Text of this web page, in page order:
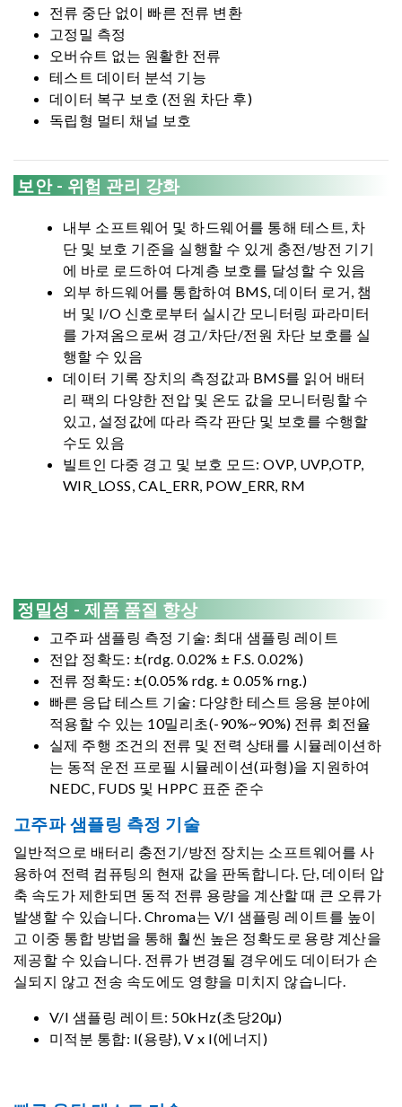
전류 중단 없이 빠른 전류 변환
고정밀 측정
오버슈트 없는 원활한 전류
테스트 데이터 분석 기능
데이터 복구 보호 (전원 차단 후)
독립형 멀티 채널 보호
보안 - 위험 관리 강화
내부 소프트웨어 및 하드웨어를 통해 테스트, 차
단 및 보호 기준을 실행할 수 있게 충전/방전 기기
에 바로 로드하여 다계층 보호를 달성할 수 있음
외부 하드웨어를 통합하여 BMS, 데이터 로거, 챔
버 및 I/O 신호로부터 실시간 모니터링 파라미터
를 가져옴으로써 경고/차단/전원 차단 보호를 실
행할 수 있음
데이터 기록 장치의 측정값과 BMS를 읽어 배터
리 팩의 다양한 전압 및 온도 값을 모니터링할 수
있고, 설정값에 따라 즉각 판단 및 보호를 수행할
수도 있음
빌트인 다중 경고 및 보호 모드: OVP, UVP,OTP,
WIR_LOSS, CAL_ERR, POW_ERR, RM
정밀성 - 제품 품질 향상
고주파 샘플링 측정 기술: 최대 샘플링 레이트
전압 정확도: ±(rdg. 0.02% ± F.S. 0.02%)
전류 정확도: ±(0.05% rdg. ± 0.05% rng.)
빠른 응답 테스트 기술: 다양한 테스트 응용 분야에
적용할 수 있는 10밀리초(-90%~90%) 전류 회전율
실제 주행 조건의 전류 및 전력 상태를 시뮬레이션하
는 동적 운전 프로필 시뮬레이션(파형)을 지원하여
NEDC, FUDS 및 HPPC 표준 준수
고주파 샘플링 측정 기술
일반적으로 배터리 충전기/방전 장치는 소프트웨어를 사
용하여 전력 컴퓨팅의 현재 값을 판독합니다. 단, 데이터 압
축 속도가 제한되면 동적 전류 용량을 계산할 때 큰 오류가
발생할 수 있습니다. Chroma는 V/I 샘플링 레이트를 높이
고 이중 통합 방법을 통해 훨씬 높은 정확도로 용량 계산을
제공할 수 있습니다. 전류가 변경될 경우에도 데이터가 손
실되지 않고 전송 속도에도 영향을 미치지 않습니다.
V/I 샘플링 레이트: 50kHz(초당20μ)
미적분 통합: I(용량), V x I(에너지)